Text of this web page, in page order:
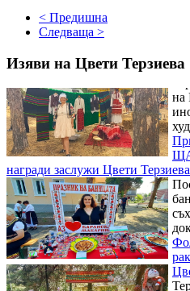
< Предишна
Следваща >
Изяви на Цвети Терзиева
награди заслужи Цвети